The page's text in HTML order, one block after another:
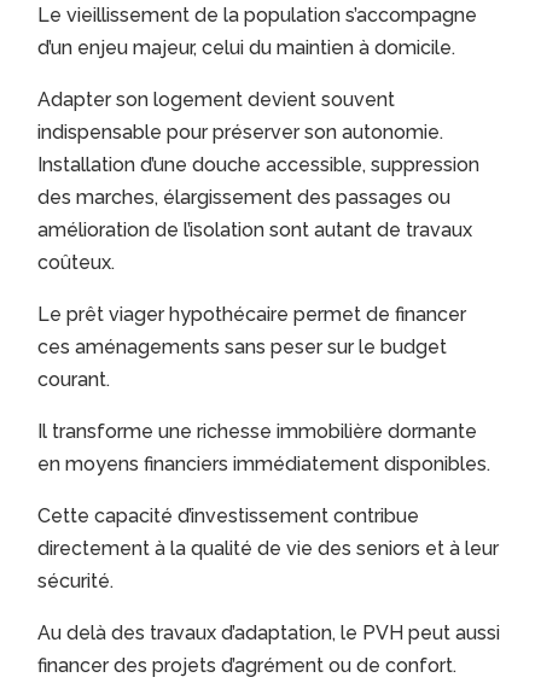
Le vieillissement de la population s’accompagne
d’un enjeu majeur, celui du maintien à domicile.
Adapter son logement devient souvent
indispensable pour préserver son autonomie.
Installation d’une douche accessible, suppression
des marches, élargissement des passages ou
amélioration de l’isolation sont autant de travaux
coûteux.
Le prêt viager hypothécaire permet de financer
ces aménagements sans peser sur le budget
courant.
Il transforme une richesse immobilière dormante
en moyens financiers immédiatement disponibles.
Cette capacité d’investissement contribue
directement à la qualité de vie des seniors et à leur
sécurité.
Au delà des travaux d’adaptation, le PVH peut aussi
financer des projets d’agrément ou de confort.